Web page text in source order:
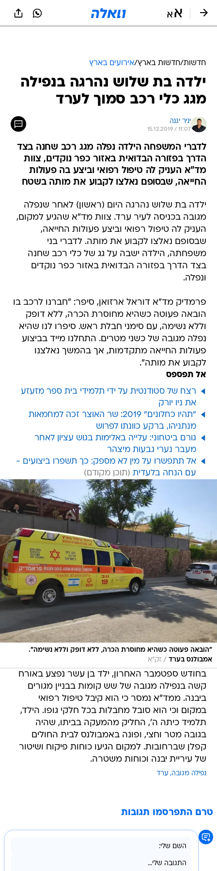
חדשות/חדשות בארץ/אירועים בארץ
ילדה בת שלוש נהרגה בנפילה
מגג כלי רכב סמוך לערד
יניר יגנה
15.12.2019 / 11:07
לדברי המשפחה הילדה נפלה מגג רכב שחנה בצד
הדרך בפזורה הבדואית באזור כפר נוקדים, צוות
מד"א העניק לה טיפול רפואי וביצע בה פעולות
החייאה, שבסופם נאלצו לקבוע את מותה בשטח
ילדה בת שלוש נהרגה היום (ראשון) לאחר שנפלה
מגובה בכניסה לעיר ערד. צוות מד"א שהגיע למקום,
העניק לה טיפול רפואי וביצע פעולות החייאה,
שבסופם נאלצו לקבוע את מותה. לדברי בני
משפחתה, הילדה ישבה על גג של כלי רכב שחנה
בצד הדרך בפזורה הבדואית באזור כפר נוקדים
ונפלה.
פרמדיק מד"א דוראל ארזואן, סיפר: "חברנו לרכב בו
הובאה פעוטה כשהיא מחוסרת הכרה, ללא דופק
וללא נשימה, עם סימני חבלת ראש. סיפרו לנו שהיא
נפלה מגובה של כשני מטרים. התחלנו מייד בביצוע
פעולות החייאה מתקדמות, אך בהמשך נאלצנו
לקבוע את מותה".
אל תפספס
רצח של סטודנטית על ידי תלמידי בית ספר מזעזע
את ניו יורק
"תהיו כחלונים" 2019: שר האוצר זכה למחמאות
מנתניהו, ברקע כוונתו לפרוש
גורם ביטחוני: עלייה באלימות בגוש עציון לאחר
מעבר נערי גבעות מיצהר
אל תתפשרו על מין לא מספק: כך תשפרו ביצועים -
עם הנחה בלעדית
"הובאה פעוטה כשהיא מחוסרת הכרה, ללא דופק וללא נשימה".
אמבולנס בערד / זק"א
בחודש ספטמבר האחרון, ילד בן עשר נפצע באורח
קשה בנפילה מגובה של שש קומות בבניין מגורים
ביבנה. ממד"א נמסר כי הוא קיבל טיפול רפואי
במקום וכי הוא סובל מחבלות בכל חלקי גופו. הילד,
תלמיד כיתה ה', החליק מהמעקה בביתו, שהיה
בגובה מטר וחצי, ופונה באמבולנס לבית החולים
קפלן שברחובות. למקום הגיעו כוחות פיקוח ושיטור
של עיריית יבנה וכוחות משטרה.
נפילה מגובה ערד
טרם התפרסמו תגובות